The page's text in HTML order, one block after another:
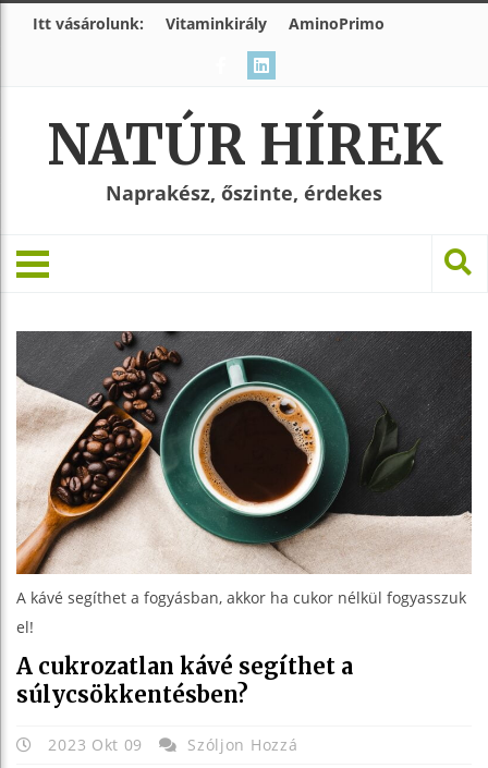
Itt vásárolunk: Vitaminkirály AminoPrimo
NATÚR HÍREK
Naprakész, őszinte, érdekes
A kávé segíthet a fogyásban, akkor ha cukor nélkül fogyasszuk
el!
A cukrozatlan kávé segíthet a
súlycsökkentésben?
2023 Okt 09 Szóljon Hozzá